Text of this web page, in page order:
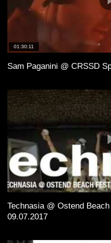
01:30:11
Sam Paganini @ CRSSD
Technasia @ Ostend
09.07.2017